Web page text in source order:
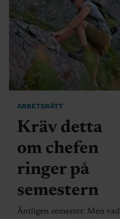
ARBETSRÄTT
Kräv detta
om chefen
ringer på
semestern
Äntligen semester. Men vad